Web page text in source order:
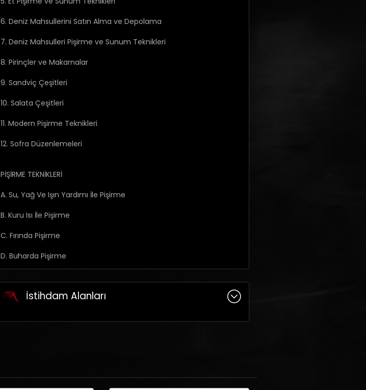
6. Deniz Mahsullerini Satın Alma ve Depolama
7. Deniz Mahsulleri Pişirme ve Sunum Teknikleri
8. Pirinçler ve Makarnalar
9. Sandviç Çeşitleri
10. Salata Çeşitleri
11. Modern Pişirme Teknikleri
12. Sofra Düzenlemeleri
PİŞİRME TEKNİKLERİ
A. Su, Yağ Ve Işın Yardımı İle Pişirme
B. Kuru Isı İle Pişirme
C. Fırında Pişirme
D. Buharda Pişirme
İstihdam Alanları